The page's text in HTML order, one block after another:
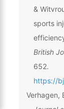
&
sports
British
652.
https://
Verhagen,